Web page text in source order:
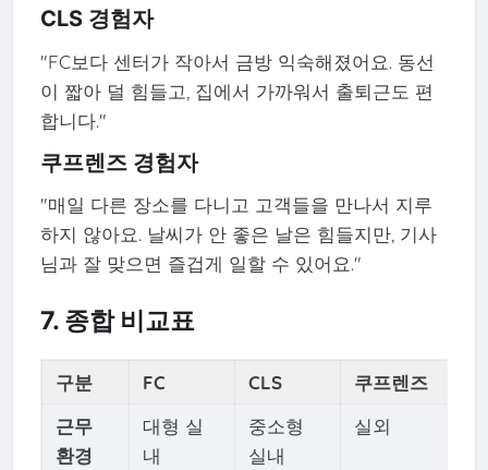
CLS 경험자
"FC보다 센터가 작아서 금방 익숙해졌어요. 동선
이 짧아 덜 힘들고, 집에서 가까워서 출퇴근도 편
합니다."
쿠프렌즈 경험자
"매일 다른 장소를 다니고 고객들을 만나서 지루
하지 않아요. 날씨가 안 좋은 날은 힘들지만, 기사
님과 잘 맞으면 즐겁게 일할 수 있어요."
7. 종합 비교표
구분 FC CLS
쿠프렌즈
근무
환경
대형 실
내
중소형
실내
실외